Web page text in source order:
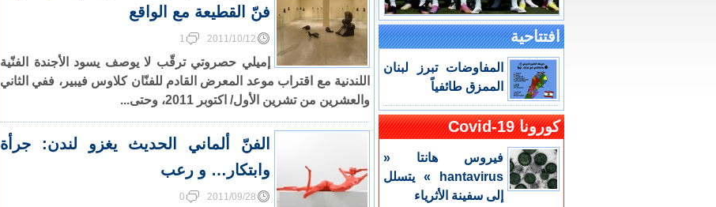
افتتاحية
المفاوضات تبرز لبنان
الممزق طائفياً
كورونا Covid-19
فيروس هانتا «
hantavirus » يتسلل
إلى سفينة الأثرياء
فنّ القطيعة مع الواقع
2011/10/12
1
إميلي حصروتي ترقّب لا يوصف يسود الأجندة الفنّية
اللندنية مع اقتراب موعد المعرض القادم للفنّان كلاوس فيبير، ففي الثاني
والعشرين من تشرين الأول/ اكتوبر 2011، وحتى...
الفنّ ألماني الحديث يغزو لندن: جرأة
وابتكار… و رعب
2011/09/28
0